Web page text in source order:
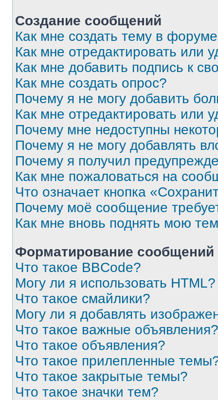
Создание сообщений
Как мне создать тему в
Как мне отредактировать или
Как мне добавить подпись к
Как мне создать опрос?
Почему я не могу добавить
Как мне отредактировать или
Почему мне недоступны
Почему я не могу добавлять
Почему я получил
Как мне пожаловаться на
Что означает кнопка
Почему моё сообщение
Как мне вновь поднять мою
Форматирование
Что такое BBCode?
Могу ли я использовать HTML?
Что такое смайлики?
Могу ли я добавлять
Что такое важные объявления?
Что такое объявления?
Что такое прилепленные
Что такое закрытые темы?
Что такое значки тем?